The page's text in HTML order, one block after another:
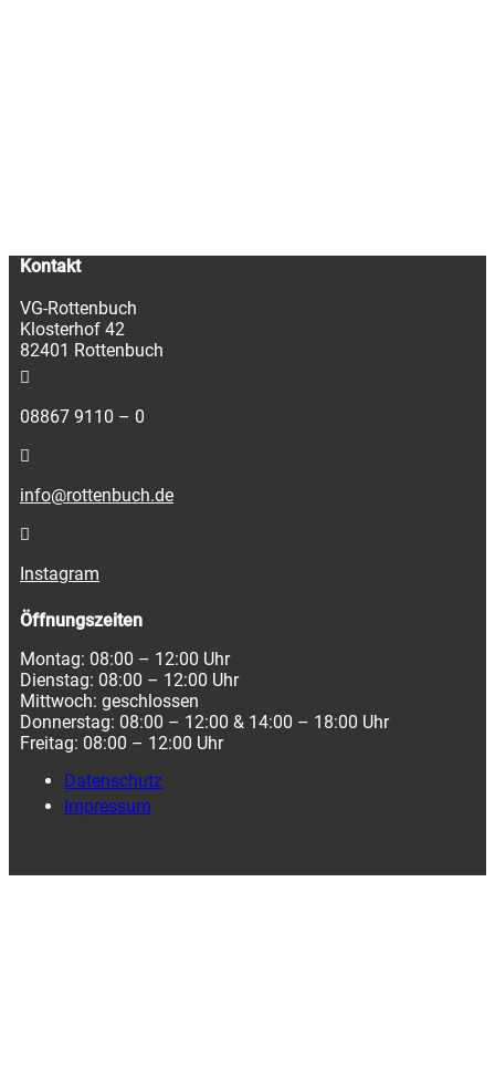
Kontakt
VG-Rottenbuch
Klosterhof 42
82401 Rottenbuch
08867 9110 – 0
info@rottenbuch.de
Instagram
Öffnungszeiten
Montag: 08:00 – 12:00 Uhr
Dienstag: 08:00 – 12:00 Uhr
Mittwoch: geschlossen
Donnerstag: 08:00 – 12:00 & 14:00 – 18:00 Uhr
Freitag: 08:00 – 12:00 Uhr
Datenschutz
Impressum